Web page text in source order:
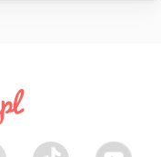
TikTok Youtube